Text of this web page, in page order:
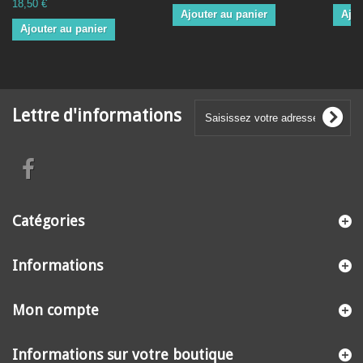
18,50 €
Ajouter au panier
Ajouter au panier
Lettre d'informations
Catégories
Informations
Mon compte
Informations sur votre boutique